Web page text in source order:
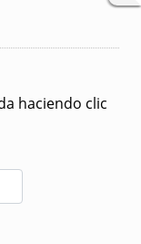
haciendo clic